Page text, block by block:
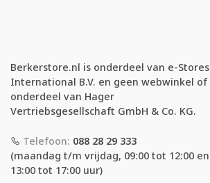
Berkerstore.nl is onderdeel van e-Stores
International B.V. en geen webwinkel of
onderdeel van Hager
Vertriebsgesellschaft GmbH & Co. KG.
Telefoon: 088 28 29 333
(maandag t/m vrijdag, 09:00 tot 12:00 en
13:00 tot 17:00 uur)